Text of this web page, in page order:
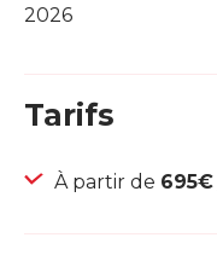
2026
Tarifs
À partir de 695€